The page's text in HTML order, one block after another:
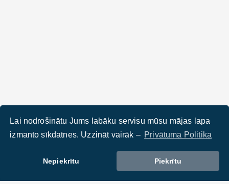
Lai nodrošinātu Jums labāku servisu mūsu mājas lapa
izmanto sīkdatnes. Uzzināt vairāk – Privātuma Politika
Nepiekrītu Piekrītu